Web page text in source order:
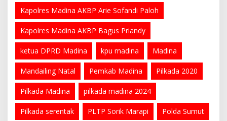
Kapolres Madina AKBP Arie Sofandi Paloh
Kapolres Madina AKBP Bagus Priandy
ketua DPRD Madina kpu madina Madina
Mandailing Natal Pemkab Madina Pilkada 2020
Pilkada Madina pilkada madina 2024
Pilkada serentak PLTP Sorik Marapi Polda Sumut